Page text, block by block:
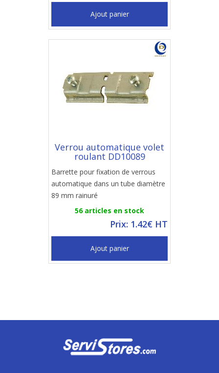
Ajout panier
Verrou automatique volet
roulant DD10089
Barrette pour fixation de verrous
automatique dans un tube diamètre
89 mm rainuré
56 articles en stock
Prix: 1.42€ HT
Ajout panier